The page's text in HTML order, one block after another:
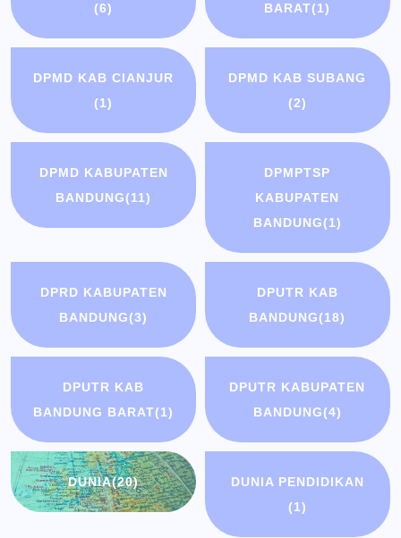
(6)
BARAT(1)
DPMD KAB CIANJUR
(1)
DPMD KAB SUBANG
(2)
DPMD KABUPATEN
BANDUNG(11)
DPMPTSP
KABUPATEN
BANDUNG(1)
DPRD KABUPATEN
BANDUNG(3)
DPUTR KAB
BANDUNG(18)
DPUTR KAB
BANDUNG BARAT(1)
DPUTR KABUPATEN
BANDUNG(4)
DUNIA(20)
DUNIA PENDIDIKAN
(1)